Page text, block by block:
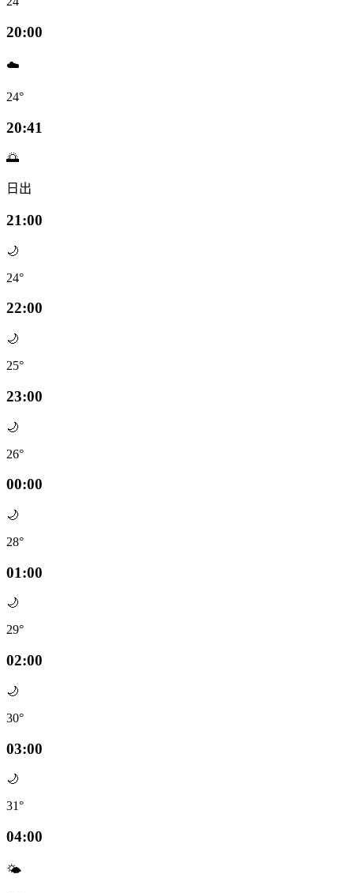
20:00
☁️
24°
20:41
🌅
日出
21:00
🌙
24°
22:00
🌙
25°
23:00
🌙
26°
00:00
🌙
28°
01:00
🌙
29°
02:00
🌙
30°
03:00
🌙
31°
04:00
🌤️